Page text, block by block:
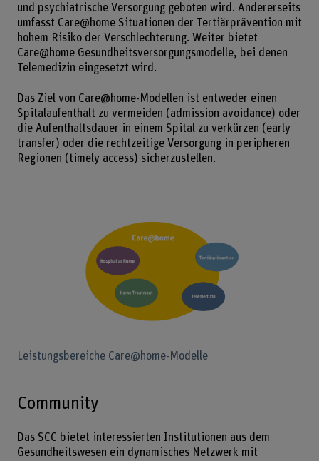
und psychiatrische Versorgung geboten wird. Andererseits
umfasst Care@home Situationen der Tertiärprävention mit
hohem Risiko der Verschlechterung. Weiter bietet
Care@home Gesundheitsversorgungsmodelle, bei denen
Telemedizin eingesetzt wird.
Das Ziel von Care@home-Modellen ist entweder einen
Spitalaufenthalt zu vermeiden (admission avoidance) oder
die Aufenthaltsdauer in einem Spital zu verkürzen (early
transfer) oder die rechtzeitige Versorgung in peripheren
Regionen (timely access) sicherzustellen.
Leistungsbereiche Care@home-Modelle
Community
Das SCC bietet interessierten Institutionen aus dem
Gesundheitswesen ein dynamisches Netzwerk mit